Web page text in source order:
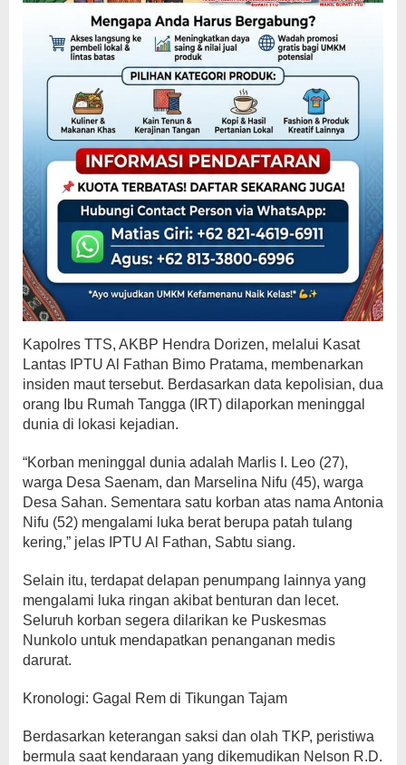
Kapolres TTS, AKBP Hendra Dorizen, melalui Kasat
Lantas IPTU Al Fathan Bimo Pratama, membenarkan
insiden maut tersebut. Berdasarkan data kepolisian, dua
orang Ibu Rumah Tangga (IRT) dilaporkan meninggal
dunia di lokasi kejadian.
“Korban meninggal dunia adalah Marlis I. Leo (27),
warga Desa Saenam, dan Marselina Nifu (45), warga
Desa Sahan. Sementara satu korban atas nama Antonia
Nifu (52) mengalami luka berat berupa patah tulang
kering,” jelas IPTU Al Fathan, Sabtu siang.
Selain itu, terdapat delapan penumpang lainnya yang
mengalami luka ringan akibat benturan dan lecet.
Seluruh korban segera dilarikan ke Puskesmas
Nunkolo untuk mendapatkan penanganan medis
darurat.
Kronologi: Gagal Rem di Tikungan Tajam
Berdasarkan keterangan saksi dan olah TKP, peristiwa
bermula saat kendaraan yang dikemudikan Nelson R.D.